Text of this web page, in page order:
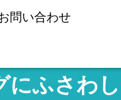
問い合わせ
ふさわ